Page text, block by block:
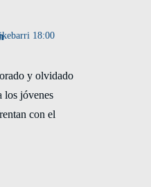
18:00
y olvidado
los jóvenes
con el